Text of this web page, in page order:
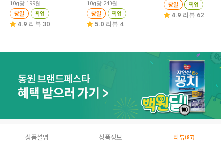
10g당 199원
당일 픽업
4.9 리뷰 30
10g당 240원
당일 픽업
5.0 리뷰 4
당일 픽업
4.9 리뷰 62
상품설명 상품정보 리뷰(87)